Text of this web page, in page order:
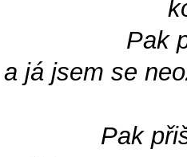
Pak
a já jsem se
Pak